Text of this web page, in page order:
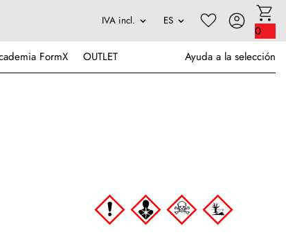
0
FormX OUTLET Ayuda a la selección